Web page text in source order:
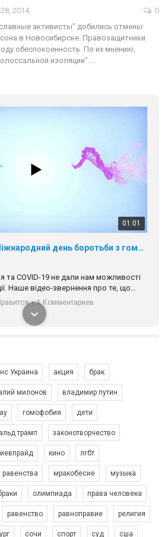
2014
0
активисты" добились отмены
в Новосибирске. Правозащитники
обеспокоенность. По их мнению,
изоляции".…
01:01
17 травня IDAHO. Міжнародний день боротьби з гомофобією трансфобією і біфобія.
та COVІD-19 не дали нам можливості
Наше відео-звернення про те, що
містах та не можемо зустрінеться, ми
хто поділяє цінності рівності та
до нас. Регіональні підрозділи
гучніше!
• 1 Комментариев
Зупинимо насильство проти ЛГБТ в Україні! Stop violence against LGBT in Ukraine!
промо-ролік на конкурс PACT, який
"Гей-альянс Україна" з протидії
в Україні.
Нравится • 5 Комментариев
Украина акция брак
милонов владимир путин
гомофобия дети
трамп законотворчество
кино лгбт
мракобесие музыка
олимпиада права человека
равенство равноправие религия
сочи спорт суд сша